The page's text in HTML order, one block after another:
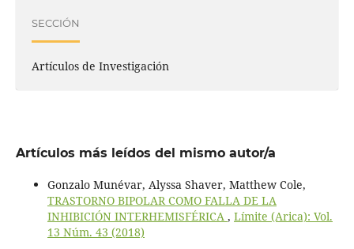
SECCIÓN
Artículos de Investigación
Artículos más leídos del mismo autor/a
Gonzalo Munévar, Alyssa Shaver, Matthew Cole,
TRASTORNO BIPOLAR COMO FALLA DE LA
INHIBICIÓN INTERHEMISFÉRICA , Límite (Arica): Vol.
13 Núm. 43 (2018)